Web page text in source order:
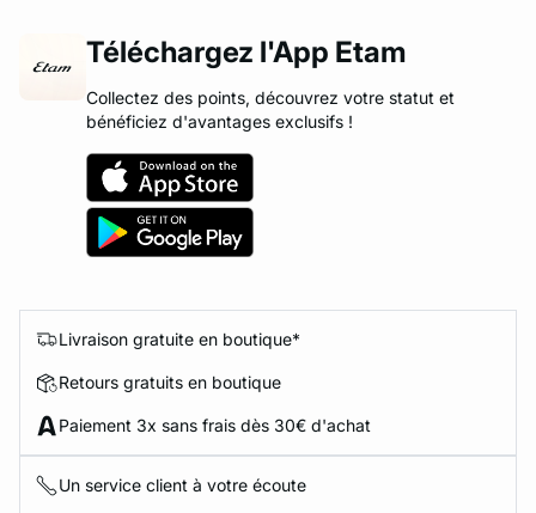
Téléchargez l'App Etam
Collectez des points, découvrez votre statut et
bénéficiez d'avantages exclusifs !
Livraison gratuite en boutique*
Retours gratuits en boutique
Paiement 3x sans frais dès 30€ d'achat
Un service client à votre écoute